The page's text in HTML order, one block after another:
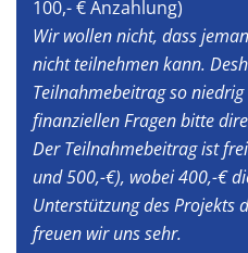
100,- € Anzahlung)
Wir wollen nicht, dass
nicht teilnehmen kann.
Teilnahmebeitrag so
finanziellen Fragen bitte
Der Teilnahmebeitrag ist
und 500,-€), wobei 400,-€
Unterstützung des Projekts
freuen wir uns sehr.